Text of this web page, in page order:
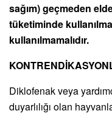
sağım) geçmeden
tüketiminde
kullanılmamalıdır.
Diklofenak veya
duyarlılığı olan